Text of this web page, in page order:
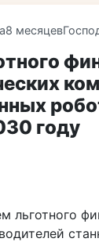
8 месяцев
году
льготного